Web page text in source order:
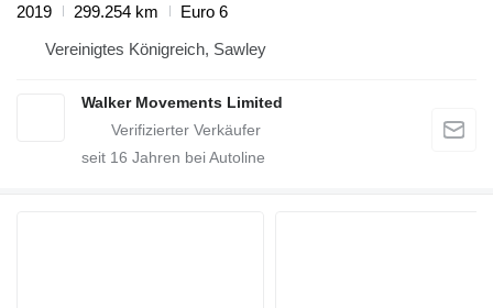
2019
299.254 km
Euro 6
Vereinigtes Königreich, Sawley
Walker Movements Limited
seit 16 Jahren bei Autoline